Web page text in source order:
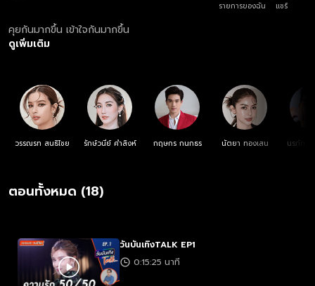
รายการของฉัน
แชร์
คุยกันมากขึ้น เข้าใจกันมากขึ้น
ดูเพิ่มเติม
วรรณรท สนธิไชย รักษ์วนีย์ คำสิงห์ กฤษกร กนกธร นัตยา ทองเสน นรภัทร
ตอนทั้งหมด (18)
วันบันเทิงTALK EP1
0:15:25 นาที